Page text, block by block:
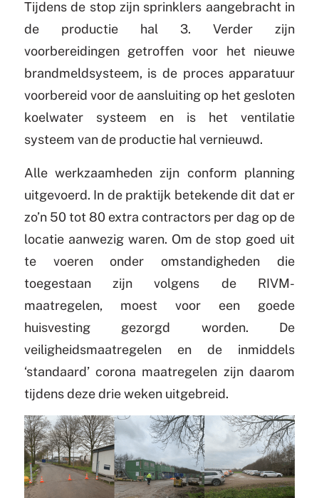
Tijdens de stop zijn sprinklers aangebracht in
de productie hal 3. Verder zijn
voorbereidingen getroffen voor het nieuwe
brandmeldsysteem, is de proces apparatuur
voorbereid voor de aansluiting op het gesloten
koelwater systeem en is het ventilatie
systeem van de productie hal vernieuwd.
Alle werkzaamheden zijn conform planning
uitgevoerd. In de praktijk betekende dit dat er
zo’n 50 tot 80 extra contractors per dag op de
locatie aanwezig waren. Om de stop goed uit
te voeren onder omstandigheden die
toegestaan zijn volgens de RIVM-
maatregelen, moest voor een goede
huisvesting gezorgd worden. De
veiligheidsmaatregelen en de inmiddels
‘standaard’ corona maatregelen zijn daarom
tijdens deze drie weken uitgebreid.